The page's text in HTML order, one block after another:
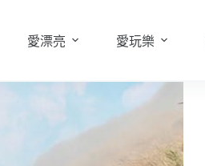
愛漂亮 愛玩樂